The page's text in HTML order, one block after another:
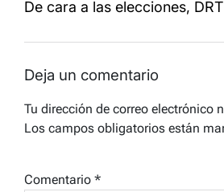
De cara a las elecciones,
Deja un comentario
Tu dirección de correo electrónico
Los campos obligatorios están
Comentario *